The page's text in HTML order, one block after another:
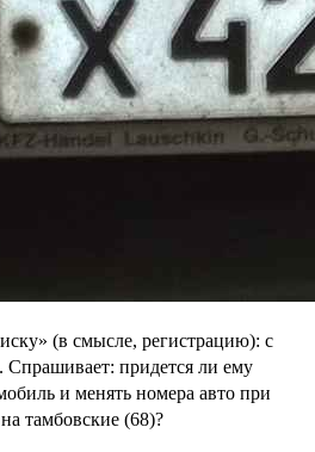
(в смысле, регистрацию): с
Спрашивает: придется ли ему
и менять номера авто при
тамбовские (68)?